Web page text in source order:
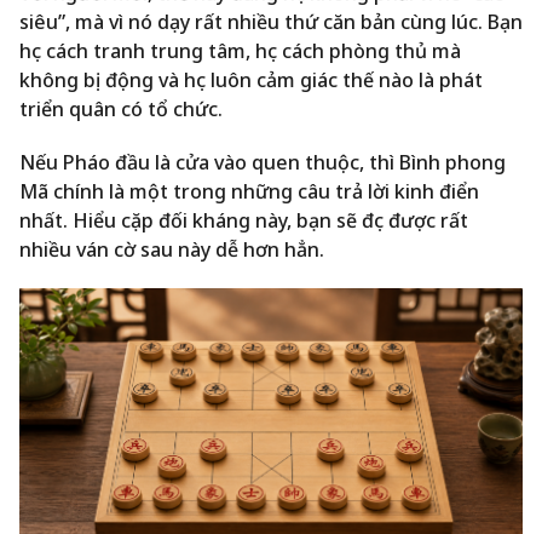
siêu”, mà vì nó dạy rất nhiều thứ căn bản cùng lúc. Bạn
học cách tranh trung tâm, học cách phòng thủ mà
không bị động và học luôn cảm giác thế nào là phát
triển quân có tổ chức.
Nếu Pháo đầu là cửa vào quen thuộc, thì Bình phong
Mã chính là một trong những câu trả lời kinh điển
nhất. Hiểu cặp đối kháng này, bạn sẽ đọc được rất
nhiều ván cờ sau này dễ hơn hẳn.